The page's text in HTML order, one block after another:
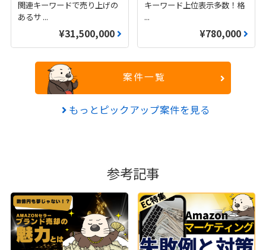
関連キーワードで売り上げの
あるサ ...
¥31,500,000
キーワード上位表示多数！格
...
¥780,000
案件一覧
もっとピックアップ案件を見る
参考記事